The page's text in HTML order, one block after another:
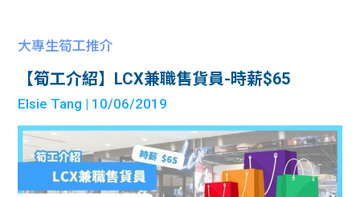
大專生筍工推介
【筍工介紹】LCX兼職售貨員-時薪$65
Elsie Tang | 10/06/2019